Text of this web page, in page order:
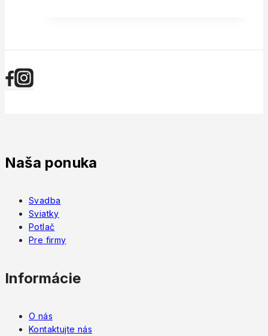
Naša ponuka
Svadba
Sviatky
Potlač
Pre firmy
Informácie
O nás
Kontaktujte nás